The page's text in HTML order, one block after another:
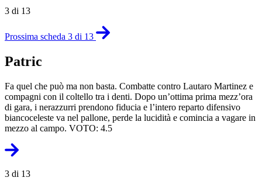
3 di 13
Prossima scheda 3 di 13
Patric
Fa quel che può ma non basta. Combatte contro Lautaro Martinez e
compagni con il coltello tra i denti. Dopo un’ottima prima mezz’ora
di gara, i nerazzurri prendono fiducia e l’intero reparto difensivo
biancoceleste va nel pallone, perde la lucidità e comincia a vagare in
mezzo al campo. VOTO: 4.5
3 di 13